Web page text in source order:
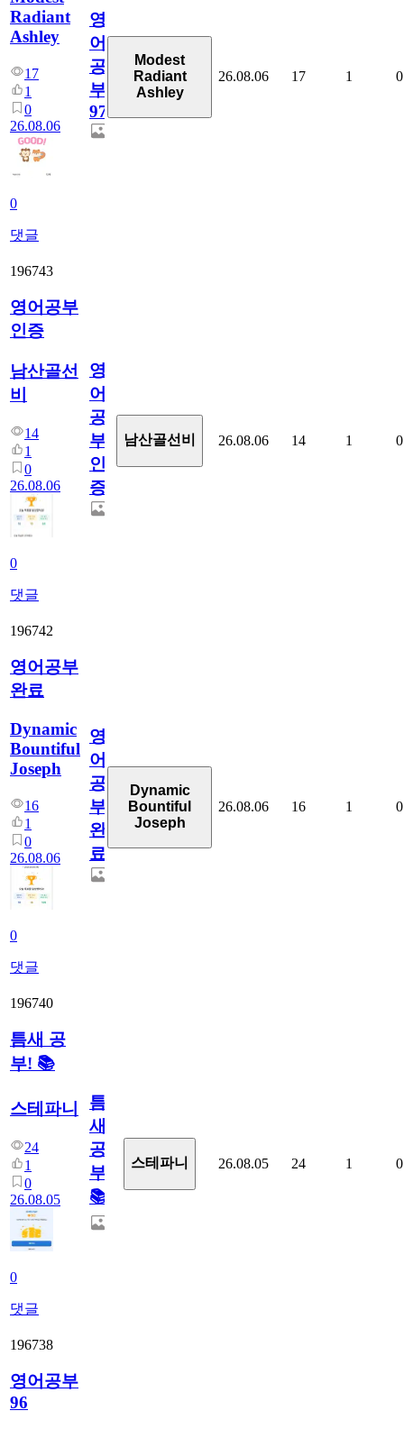
Radiant
Ashley
17
1
0
26.08.06
0
댓글
영
어
공
부
97
Modest
Radiant
Ashley
26.08.06 17 1 0
196743
영어공부
인증
남산골선
비
14
1
0
26.08.06
0
댓글
영
어
공
부
인
증
남산골선비 26.08.06 14 1 0
196742
영어공부
완료
Dynamic
Bountiful
Joseph
16
1
0
26.08.06
0
댓글
영
어
공
부
완
료
Dynamic
Bountiful
Joseph
26.08.06 16 1 0
196740
틈새 공
부! 📚
스테파니
24
1
0
26.08.05
0
댓글
틈
새
공
부!
📚
스테파니 26.08.05 24 1 0
196738
영어공부
96